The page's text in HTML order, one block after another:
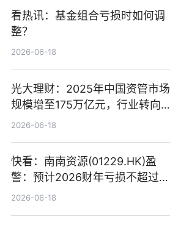
看热讯：基金组合亏损时如何调
整？
2026-06-18
光大理财：2025年中国资管市场
规模增至175万亿元，行业转向
“量质并重”
2026-06-18
快看：南南资源(01229.HK)盈
警：预计2026财年亏损不超过
1000万港元
2026-06-18